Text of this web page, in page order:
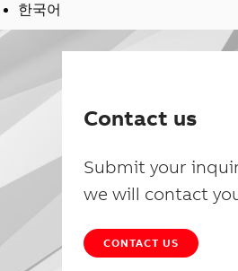
한국어
Contact us
Submit your
we will contact
CONTACT US